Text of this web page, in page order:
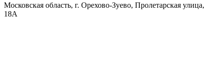
Московская область, г. Орехово-Зуево, Пролетарская улица,
18А